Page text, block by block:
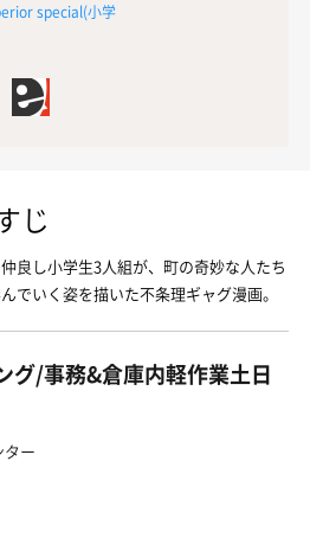
special(小学
じ
良し小学生3人組が、町の奇妙な人たち
でいく姿を描いた不条理ギャグ漫画。
グ/事務&倉庫内軽作業土日
ー